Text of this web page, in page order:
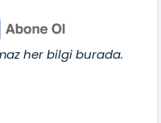
her bilgi burada.